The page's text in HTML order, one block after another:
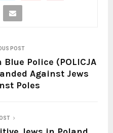
POST
Police (POLICJA
Against Jews
Poles